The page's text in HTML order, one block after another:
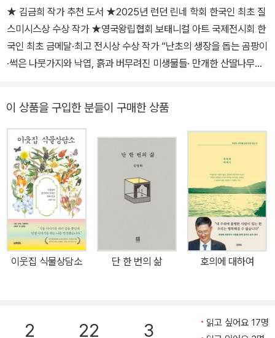
★ 김금희 작가 추천 도서 ★2025년 런던 린네 학회 한국인 최초 질
스미시스상 수상 작가 ★영국왕립협회 보태니컬 아트 국제전시회 한
국인 최초 금메달·최고 전시상 수상 작가 “난초의 생장을 돕는 곰팡이
·썩은 나뭇가지와 낙엽, 흙과 버무려진 미생물들· 만개한 산딸나무의
《식물학자의 노트》 《이웃집 식물상담소》의 저자 신혜우가 신작 《식
물학자의 숲속 일기》를 출간했다. 전작에서 신비로운 그림과 섬세한
글로 식물에 관한 정보와 식물에게 배운 따뜻한 삶의 지혜를 들려줬
다면 이번 산문집에서는 미국 스미스소니언 연구원으로 지내며 매일
을 걸었던 메릴랜드 숲속의 사계절, 열두 달 식물 이야기를 들려준다.
2025년 런던 린네 학회 질 스미시스상을 수상한 작가의 그림으로 화
려하게 디자인된 사계절 식물 도안도 만나볼 수 있다. 질 스미시스상
은 식물의 과학적인 식별을 돕기 위한 그림을 그린 작가 중 우수성을
인정받은 식물학 예술가에게 수여되는 매우 권위 있는 상으로, 이번
수상은 한국인으로서 최초다. 저자는 과거에도 1년간 메릴랜드에서
4년 만에 다시 도착한 메릴랜드에서 저자는 자신을 따뜻하게 안아주
이 상품을 구입한 분들이 구매한 상품
이웃집 식물상담소 단 한 번의 삶 호의에 대하여
2 22 3
읽고 싶어요 17명